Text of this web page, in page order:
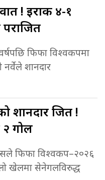
! इराक ४-१
फिफा विश्वकपमा
शानदार
शानदार जित !
२ गोल
फिफा विश्वकप–२०२६
खेलमा सेनेगलविरुद्ध